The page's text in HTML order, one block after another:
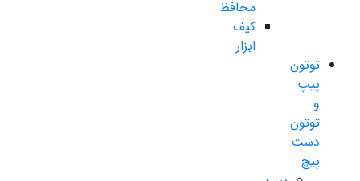
محافظ
کیف
ابزار
توتون
پیپ
و
توتون
دست
پیچ